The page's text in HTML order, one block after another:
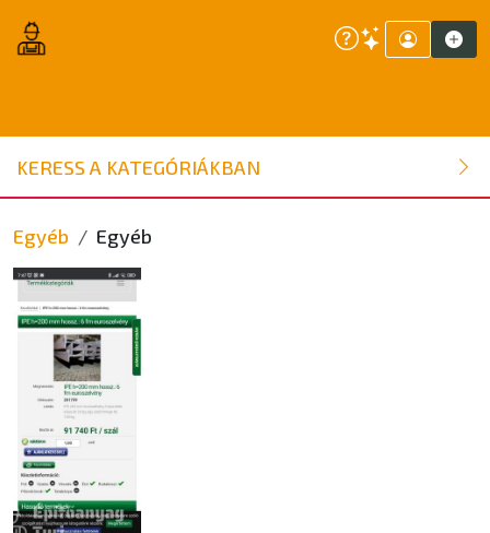
KERESS A KATEGÓRIÁKBAN
ÉPÍTŐANYAG
NYÍLÁSZÁRÓ
FAANYAG
BELSŐÉPÍTÉSZETI ÉPÍTŐANYAG
SZERSZÁM, ALKATRÉSZ
KERTI ÉPÍTŐANYAG
Egyéb Egyéb